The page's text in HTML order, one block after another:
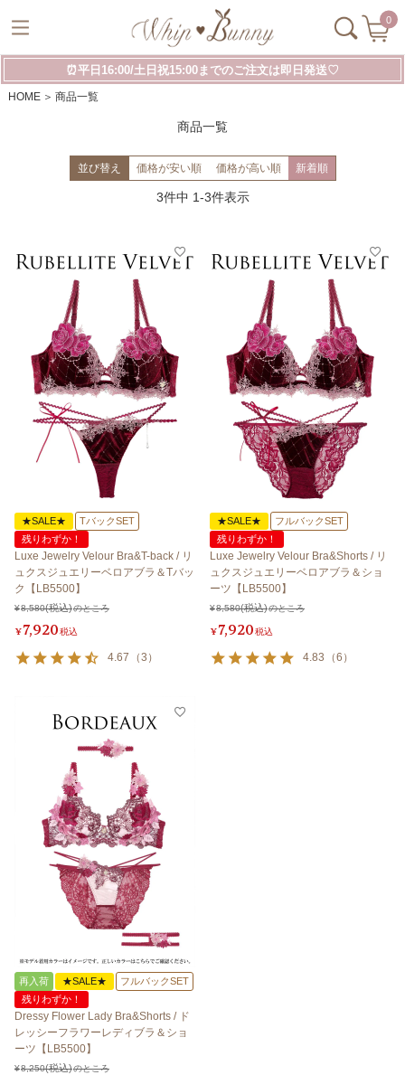
0
⏰平日16:00/土日祝15:00までのご注文は即日発送♡
HOME 商品一覧
商品一覧
並び替え 価格が安い順 価格が高い順 新着順
3件中 1-3件表示
★SALE★
TバックSET
残りわずか！
Luxe Jewelry Velour Bra&T-back / リ
ュクスジュエリーベロアブラ＆Tバッ
ク【LB5500】
¥8,580 のところ
¥7,920税込
4.67 （3 ）
★SALE★
フルバックSET
残りわずか！
Luxe Jewelry Velour Bra&Shorts / リ
ュクスジュエリーベロアブラ＆ショ
ーツ【LB5500】
¥8,580 のところ
¥7,920税込
4.83 （6 ）
再入荷 ★SALE★
フルバックSET
残りわずか！
Dressy Flower Lady Bra&Shorts / ド
レッシーフラワーレディブラ＆ショ
ーツ【LB5500】
¥8,250 のところ